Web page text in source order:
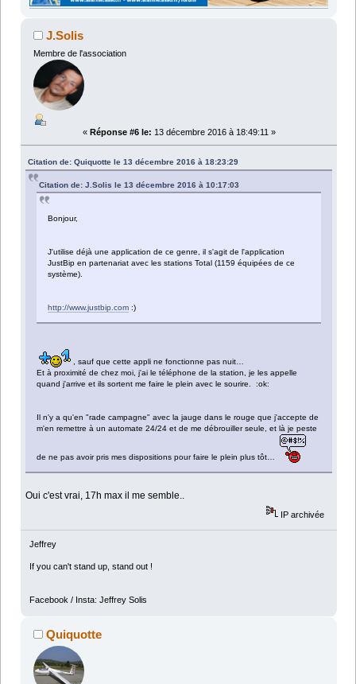
J.Solis
Membre de l'association
« Réponse #6 le: 13 décembre 2016 à 18:49:11 »
Citation de: Quiquotte le 13 décembre 2016 à 18:23:29
Citation de: J.Solis le 13 décembre 2016 à 10:17:03
Bonjour,
J'utilise déjà une application de ce genre, il s'agit de l'application
JustBip en partenariat avec les stations Total (1159 équipées de ce
système).
http://www.justbip.com :)
, sauf que cette appli ne fonctionne pas nuit…
Et à proximité de chez moi, j'ai le téléphone de la station, je les appelle
quand j'arrive et ils sortent me faire le plein avec le sourire. :ok:
Il n'y a qu'en "rade campagne" avec la jauge dans le rouge que j'accepte de
m'en remettre à un automate 24/24 et de me débrouiller seule, et là je peste
de ne pas avoir pris mes dispositions pour faire le plein plus tôt…
Oui c'est vrai, 17h max il me semble..
IP archivée
Jeffrey
If you can't stand up, stand out !
Facebook / Insta: Jeffrey Solis
Quiquotte